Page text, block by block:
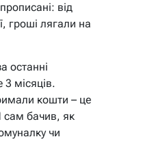
від
гроші лягали на
останні
місяців.
кошти – це
сам бачив, як
чи